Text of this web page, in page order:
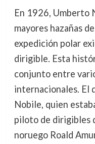
En 1926, Umberto
mayores hazañas
expedición polar
dirigible. Esta
conjunto entre
internacionales. El
Nobile, quien
piloto de dirigibles
noruego Roald